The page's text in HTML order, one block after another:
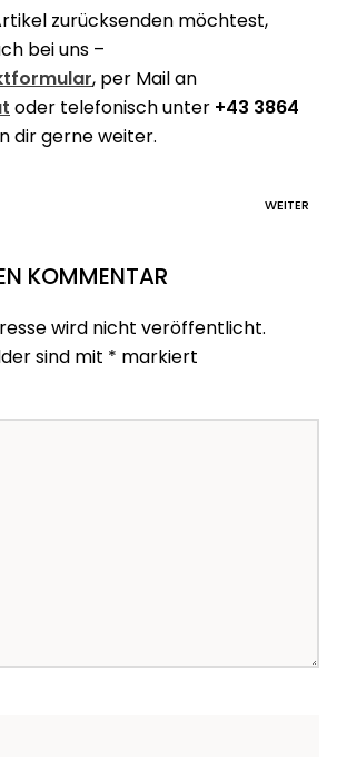
zurücksenden möchtest,
bei uns –
, per Mail an
oder telefonisch unter +43 3864
dir gerne weiter.
WEITER
KOMMENTAR
wird nicht veröffentlicht.
sind mit * markiert